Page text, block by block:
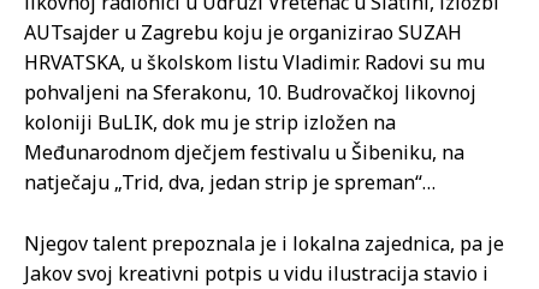
AUTsajder u Zagrebu koju je organizirao SUZAH
HRVATSKA, u školskom listu Vladimir. Radovi su mu
pohvaljeni na Sferakonu, 10. Budrovačkoj likovnoj
koloniji BuLIK, dok mu je strip izložen na
Međunarodnom dječjem festivalu u Šibeniku, na
natječaju „Trid, dva, jedan strip je spreman“…
Njegov talent prepoznala je i lokalna zajednica, pa je
Jakov svoj kreativni potpis u vidu ilustracija stavio i